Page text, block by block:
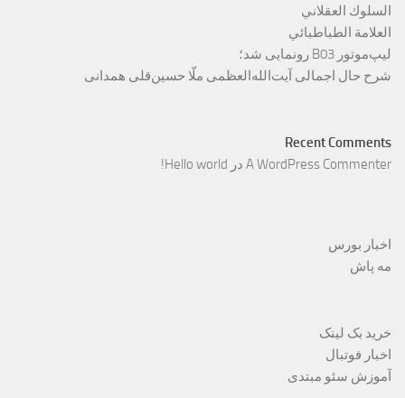
السلوك العقلاني
العلامة الطباطبائي
لیپ‌موتور B03 رونمایی شد؛
شرح حال اجمالی آیت‌الله‌العظمی ملّا حسین‌قلی همدانی
Recent Comments
A WordPress Commenter در Hello world!
اخبار بورس
مه پاش
خرید بک لینک
اخبار فوتبال
آموزش سئو مبتدی